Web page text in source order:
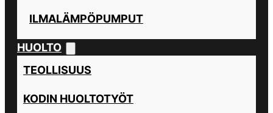
ILMALÄMPÖPUMPUT
HUOLTO
TEOLLISUUS
KODIN HUOLTOTYÖT